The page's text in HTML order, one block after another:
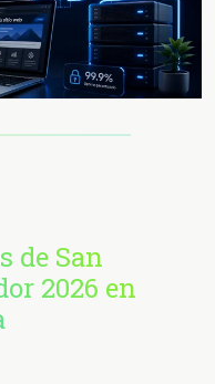
de San
2026 en